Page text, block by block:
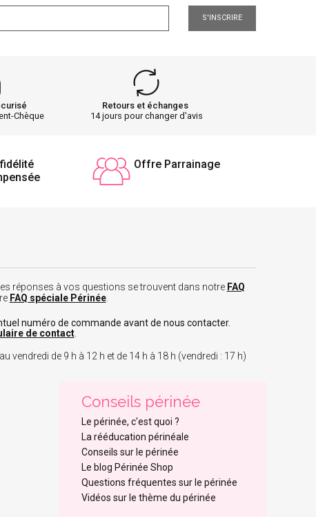
S'INSCRIRE
Chèque
Retours et échanges
14 jours pour changer d'avis
Offre Parrainage
réponses à vos questions se trouvent dans notre FAQ
FAQ spéciale Périnée.
numéro de commande avant de nous contacter.
de contact.
vendredi de 9 h à 12 h et de 14 h à 18 h (vendredi : 17 h)
Conseils périnée
Le périnée, c'est quoi ?
La rééducation périnéale
Conseils sur le périnée
Le blog Périnée Shop
Questions fréquentes sur le périnée
Vidéos sur le thème du périnée